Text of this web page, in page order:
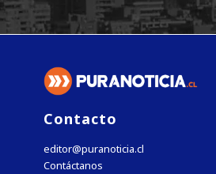
Contacto
editor@puranoticia.cl
Contáctanos